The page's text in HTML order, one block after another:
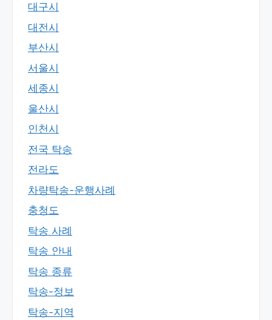
대구시
대전시
부산시
서울시
세종시
울산시
인천시
전국 탁송
전라도
차량탁송-운행사례
충청도
탁송 사례
탁송 안내
탁송 종류
탁송-정보
탁송-지역